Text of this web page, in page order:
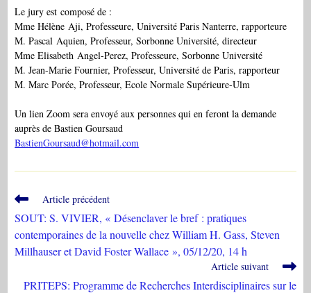
Le jury est composé de :
Mme Hélène Aji, Professeure, Université Paris Nanterre, rapporteure
M. Pascal Aquien, Professeur, Sorbonne Université, directeur
Mme Elisabeth Angel-Perez, Professeure, Sorbonne Université
M. Jean-Marie Fournier, Professeur, Université de Paris, rapporteur
M. Marc Porée, Professeur, Ecole Normale Supérieure-Ulm
Un lien Zoom sera envoyé aux personnes qui en feront la demande
auprès de Bastien Goursaud
BastienGoursaud@hotmail.com
Read
more
articles
Article précédent
SOUT: S. VIVIER, « Désenclaver le bref : pratiques
contemporaines de la nouvelle chez William H. Gass, Steven
Millhauser et David Foster Wallace », 05/12/20, 14 h
Article suivant
PRITEPS: Programme de Recherches Interdisciplinaires sur le